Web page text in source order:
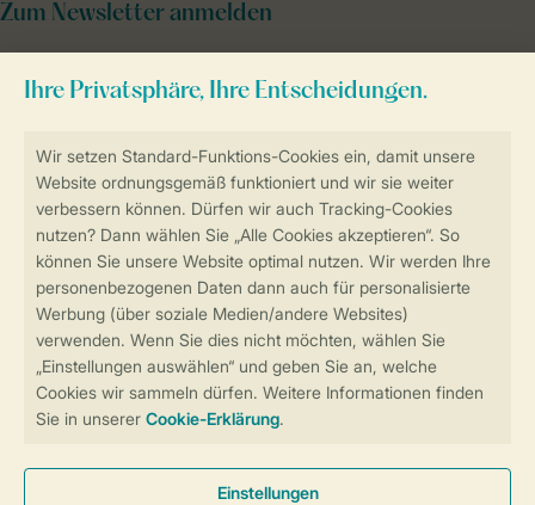
Sicherstellung Deiner Privatsphäre
Sicher und schnell zur Online-Buchung
Sichere Datenübertragung
Sicheres Bezahlen
Zum Newsletter anmelden